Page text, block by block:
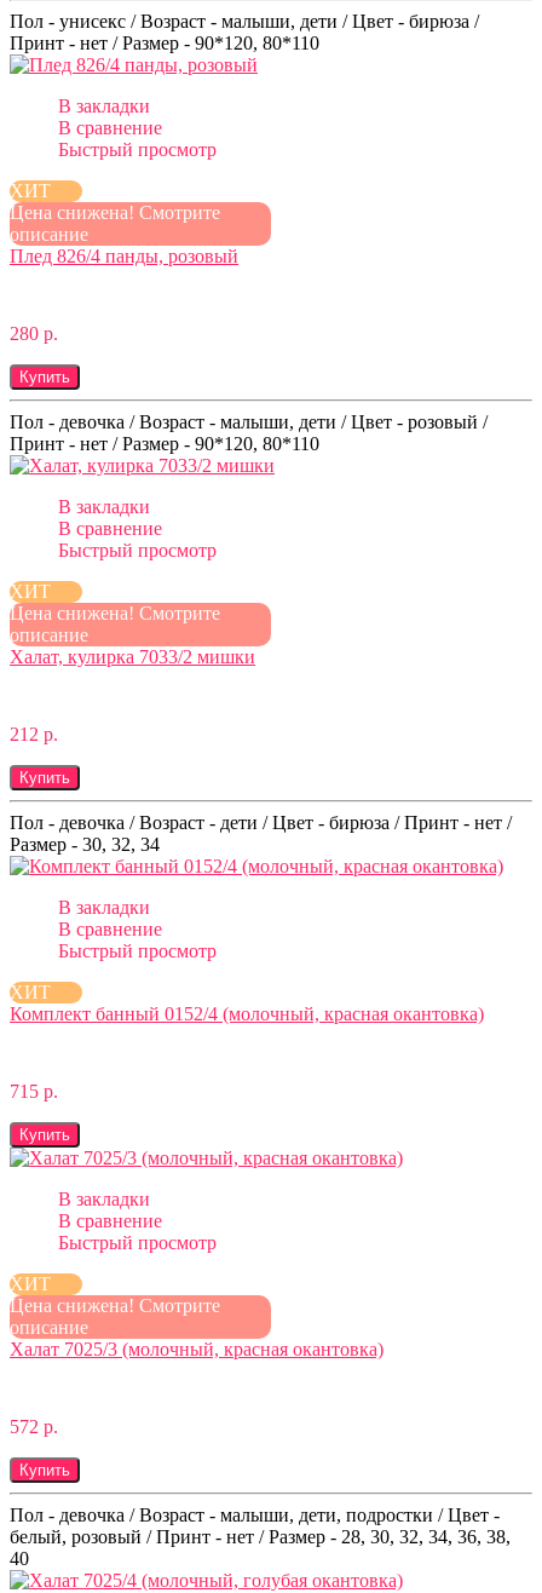
Пол - унисекс / Возраст - малыши, дети / Цвет - бирюза /
Принт - нет / Размер - 90*120, 80*110
В закладки
В сравнение
Быстрый просмотр
ХИТ
Цена снижена! Смотрите
описание
Плед 826/4 панды, розовый
280 р.
Купить
Пол - девочка / Возраст - малыши, дети / Цвет - розовый /
Принт - нет / Размер - 90*120, 80*110
В закладки
В сравнение
Быстрый просмотр
ХИТ
Цена снижена! Смотрите
описание
Халат, кулирка 7033/2 мишки
212 р.
Купить
Пол - девочка / Возраст - дети / Цвет - бирюза / Принт - нет /
Размер - 30, 32, 34
В закладки
В сравнение
Быстрый просмотр
ХИТ
Комплект банный 0152/4 (молочный, красная окантовка)
715 р.
Купить
В закладки
В сравнение
Быстрый просмотр
ХИТ
Цена снижена! Смотрите
описание
Халат 7025/3 (молочный, красная окантовка)
572 р.
Купить
Пол - девочка / Возраст - малыши, дети, подростки / Цвет -
белый, розовый / Принт - нет / Размер - 28, 30, 32, 34, 36, 38,
40